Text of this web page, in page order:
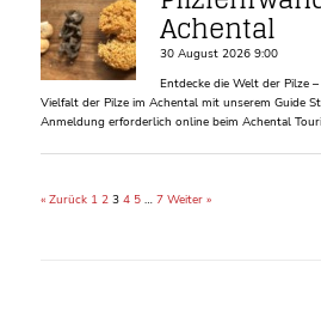
Achental
30 August 2026 9:00
Entdecke die Welt der Pilze
Vielfalt der Pilze im Achental mit unserem Guide
Anmeldung erforderlich online beim Achental
« Zurück 1 2 3 4 5 … 7 Weiter »